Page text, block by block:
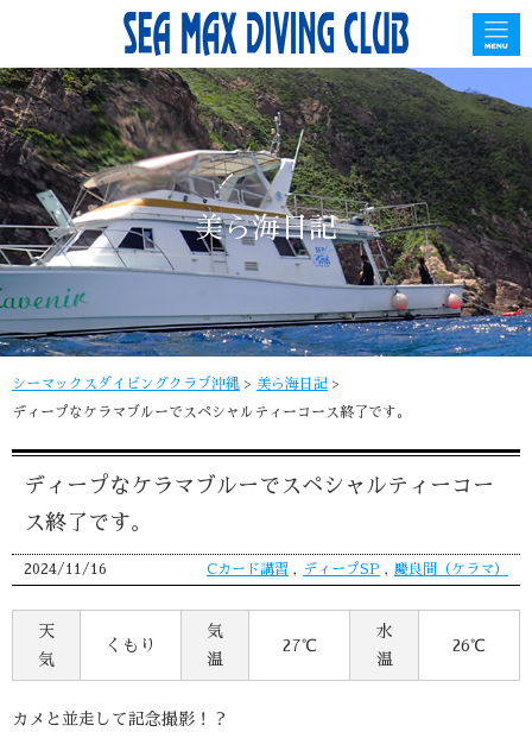
美ら海日記
シーマックスダイビングクラブ沖縄 > 美ら海日記 >
ディープなケラマブルーでスペシャルティーコース終了です。
ディープなケラマブルーでスペシャルティーコー
ス終了です。
2024/11/16 Cカード講習 , ディープSP , 慶良間（ケラマ）
天
気
くもり
気
温
27℃
水
温
26℃
カメと並走して記念撮影！？